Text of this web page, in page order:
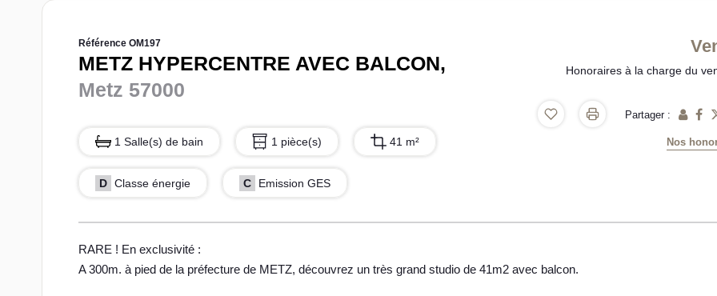
Référence OM197
METZ HYPERCENTRE AVEC BALCON,
Metz 57000
1 Salle(s) de bain 1 pièce(s) 41 m²
D Classe énergie C Emission GES
Honoraires à la charge du
Partager :
Nos
RARE ! En exclusivité :
A 300m. à pied de la préfecture de METZ, découvrez un très grand studio de 41m2 avec balcon.